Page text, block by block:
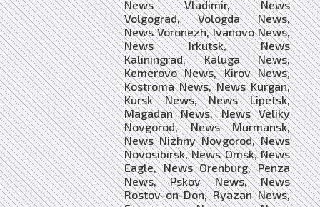
News Vladimir, News
Volgograd, Vologda News,
News Voronezh, Ivanovo News,
News Irkutsk, News
Kaliningrad, Kaluga News,
Kemerovo News, Kirov News,
Kostroma News, News Kurgan,
Kursk News, News Lipetsk,
Magadan News, News Veliky
Novgorod, News Murmansk,
News Nizhny Novgorod, News
Novosibirsk, News Omsk, News
Eagle, News Orenburg, Penza
News, Pskov News, News
Rostov-on-Don, Ryazan News,